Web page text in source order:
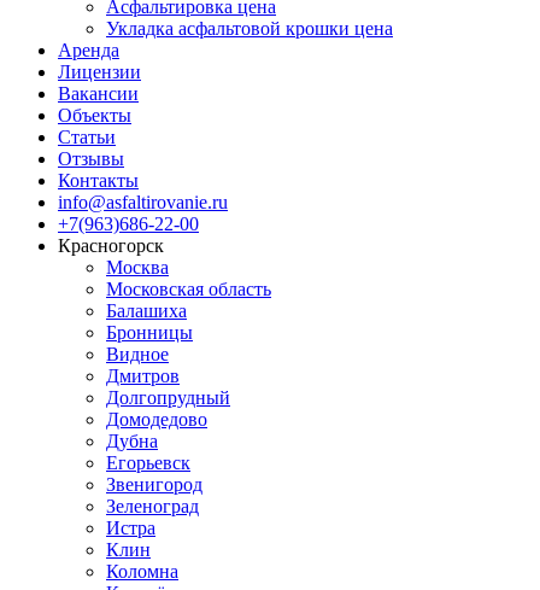
Асфальтировка цена
Укладка асфальтовой крошки цена
Аренда
Лицензии
Вакансии
Объекты
Статьи
Отзывы
Контакты
info@asfaltirovanie.ru
+7(963)686-22-00
Красногорск
Москва
Московская область
Балашиха
Бронницы
Видное
Дмитров
Долгопрудный
Домодедово
Дубна
Егорьевск
Звенигород
Зеленоград
Истра
Клин
Коломна